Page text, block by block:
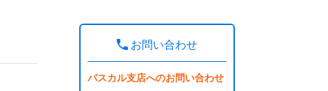
お問い合わせ
パスカル支店へのお問い合わせ